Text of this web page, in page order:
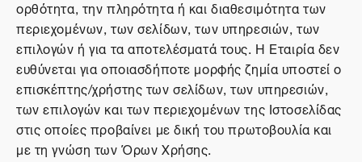
ορθότητα, την πληρότητα ή και διαθεσιμότητα των
περιεχομένων, των σελίδων, των υπηρεσιών, των
επιλογών ή για τα αποτελέσματά τους. Η Εταιρία δεν
ευθύνεται για οποιασδήποτε μορφής ζημία υποστεί ο
επισκέπτης/χρήστης των σελίδων, των υπηρεσιών,
των επιλογών και των περιεχομένων της Ιστοσελίδας
στις οποίες προβαίνει με δική του πρωτοβουλία και
με τη γνώση των Όρων Χρήσης.